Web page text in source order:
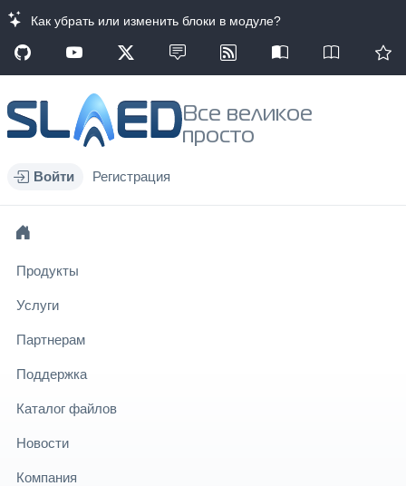
Как убрать или изменить блоки в модуле?
Все великое
просто
Войти Регистрация
Продукты
Услуги
Партнерам
Поддержка
Каталог файлов
Новости
Компания